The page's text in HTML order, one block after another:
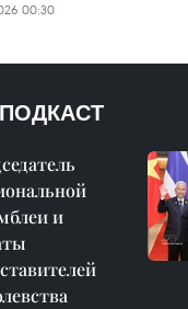
00:30
ПОДКАСТ
и